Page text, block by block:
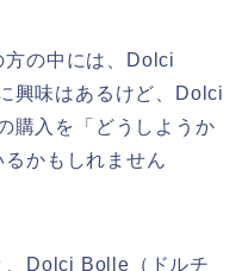
方の中には、Dolci
興味はあるけど、Dolci
購入を「どうしようか
かもしれません
、Dolci Bolle（ドルチ